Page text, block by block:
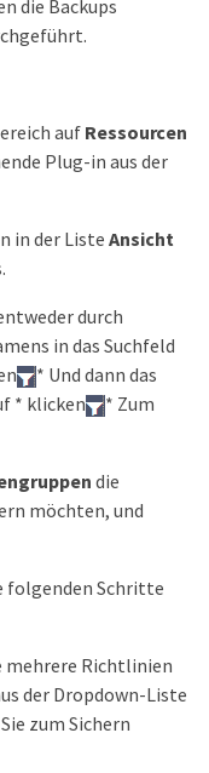
die Backups
auf Ressourcen
Plug-in aus der
in der Liste Ansicht
durch
in das Suchfeld
* Und dann das
* klicken
* Zum
die
möchten, und
folgenden Schritte
mehrere Richtlinien
der Dropdown-Liste
zum Sichern